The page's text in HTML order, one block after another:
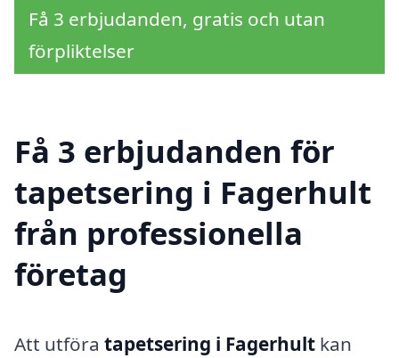
Få 3 erbjudanden, gratis och utan
förpliktelser
Få 3 erbjudanden för
tapetsering i Fagerhult
från professionella
företag
Att utföra tapetsering i Fagerhult kan